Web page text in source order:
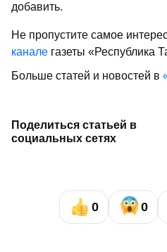
добавить.
Не пропустите самое
канале газеты «Республика
Больше статей и новостей в
Поделиться статьей в
социальных сетях
0 0